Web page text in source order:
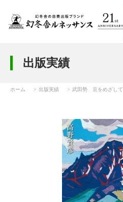
出版実績
ホーム 出版実績 武田勢 京をめざして